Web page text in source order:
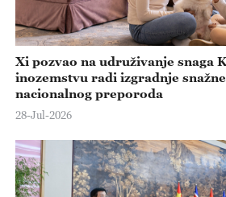
Xi pozvao na udruživanje snaga
inozemstvu radi izgradnje
nacionalnog preporoda
28-Jul-2026